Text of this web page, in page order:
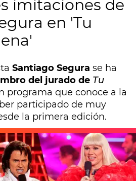
imitaciones de
en 'Tu
Santiago Segura se ha
del jurado de Tu
programa que conoce a la
participado de muy
la primera edición.